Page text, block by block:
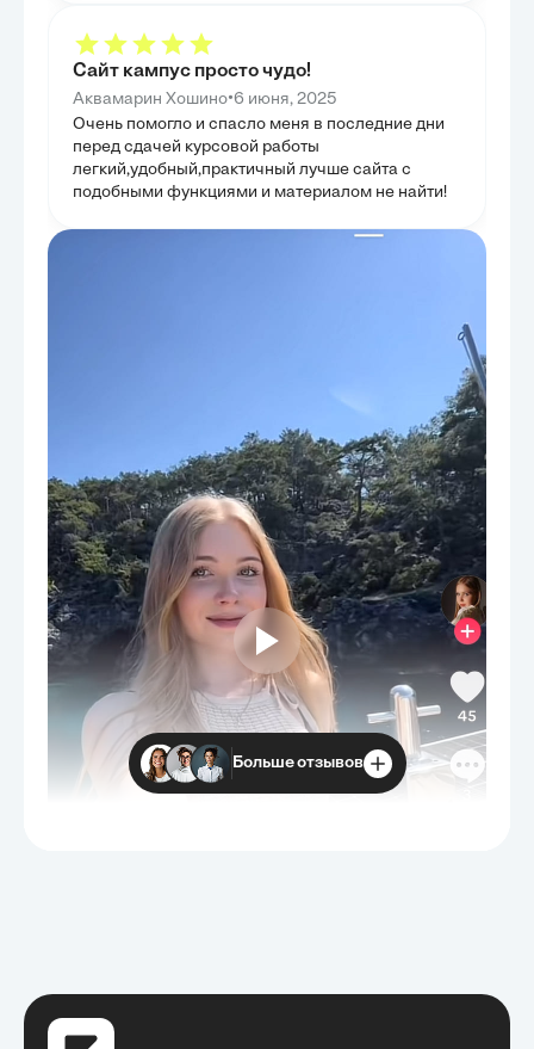
Сайт кампус просто чудо!
Аквамарин Хошино•6 июня, 2025
Очень помогло и спасло меня в последние дни
перед сдачей курсовой работы
легкий,удобный,практичный лучше сайта с
подобными функциями и материалом не найти!
Больше отзывов